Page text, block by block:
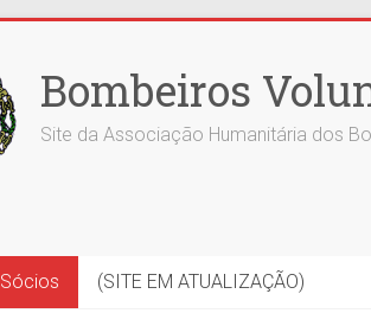
Bombeiros
Site da Associação Humanitária dos
Sócios (SITE EM ATUALIZAÇÃO)